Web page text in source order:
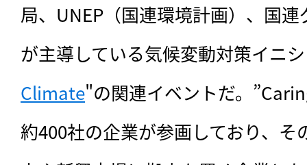
局、UNEP（国連環境計画）、国
が主導している気候変動対策イニ
Climate"の関連イベントだ。
約400社の企業が参画しており、